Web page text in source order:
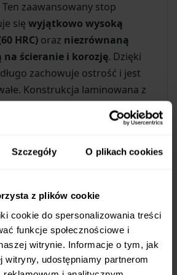
Szczegóły O plikach cookies
z plików cookie
cookie do spersonalizowania treści
funkcje społecznościowe i
witrynie. Informacje o tym, jak
witryny, udostępniamy partnerom
Ten zaawansowany stop
się wyjątkowo wysoką
HRC) oraz niezrównaną
na ścieranie i korozję. Dzięki
zachowuje ostrość i jest
Konstrukcja laminowana z
brzuchem i spadzistym
precyzyjne cięcie i
czyniąc nóż
(flat grind) zapewnia
krawędzi tnącej
na gładkie i czyste cięcia w
materiałach.